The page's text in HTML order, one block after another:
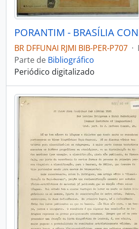
BR DFFUNAI RJMI BIB-PER-P707 ·
Parte de Bibliográfico
Periódico digitalizado